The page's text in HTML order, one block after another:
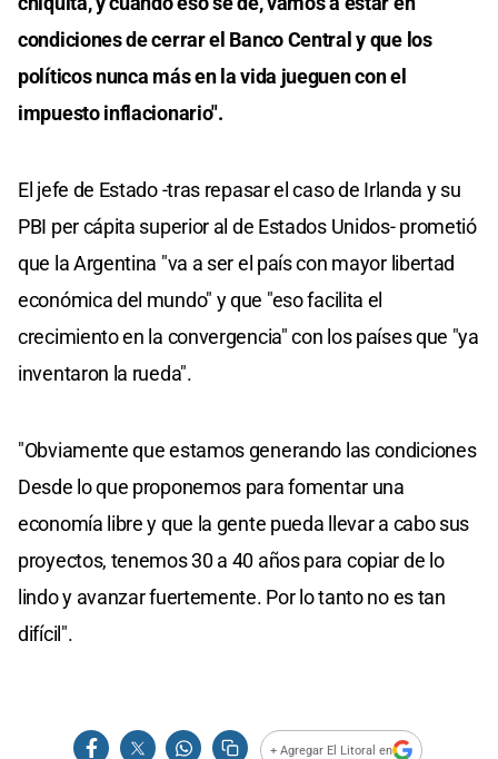
condiciones de cerrar el Banco Central y que los
políticos nunca más en la vida jueguen con el
impuesto inflacionario".
El jefe de Estado -tras repasar el caso de Irlanda y su
PBI per cápita superior al de Estados Unidos- prometió
que la Argentina "va a ser el país con mayor libertad
económica del mundo" y que "eso facilita el
crecimiento en la convergencia" con los países que "ya
inventaron la rueda".
"Obviamente que estamos generando las condiciones
Desde lo que proponemos para fomentar una
economía libre y que la gente pueda llevar a cabo sus
proyectos, tenemos 30 a 40 años para copiar de lo
lindo y avanzar fuertemente. Por lo tanto no es tan
difícil".
+ Agregar El Litoral en